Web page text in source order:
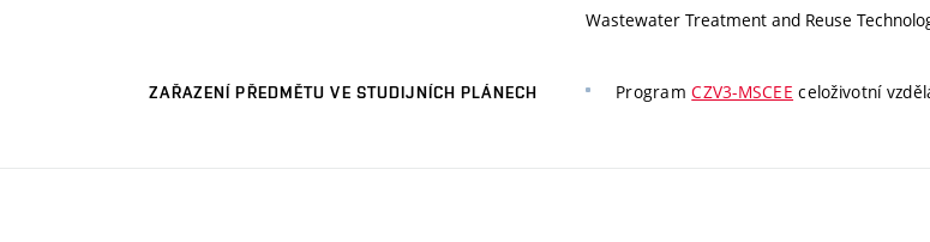
Wastewater Treatment and Reuse
ZAŘAZENÍ PŘEDMĚTU VE STUDIJNÍCH PLÁNECH ProgramCZV3-MSCEE celoživotní